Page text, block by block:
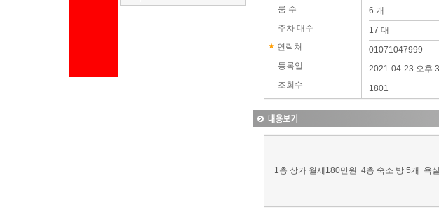
룸 수
주차 대수
연락처
등록일
조회수
6 개
17 대
01071047999
2021-04-23 오후
1801
1층 상가 월세180만원 4층 숙소 방 5개 욕